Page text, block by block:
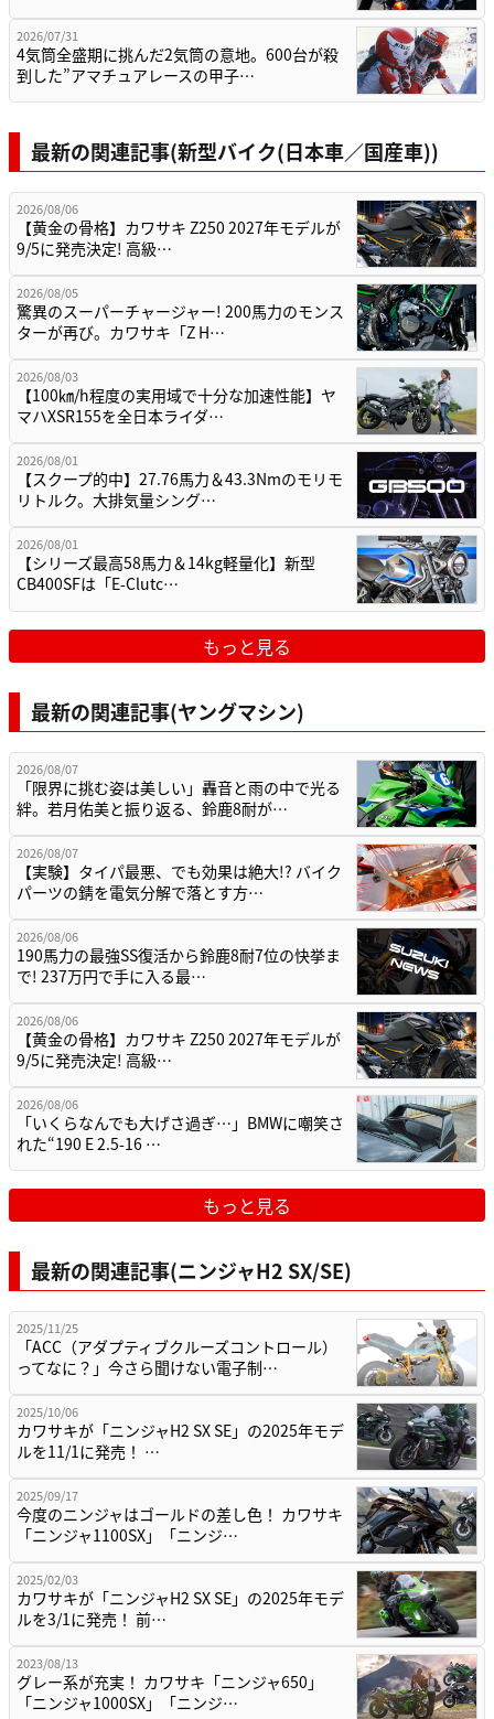
2026/07/31
4気筒全盛期に挑んだ2気筒の意地。600台が殺
到した”アマチュアレースの甲子…
最新の関連記事(新型バイク(日本車／国産車))
2026/08/06
【黄金の骨格】カワサキ Z250 2027年モデルが
9/5に発売決定! 高級…
2026/08/05
驚異のスーパーチャージャー! 200馬力のモンス
ターが再び。カワサキ「Z H…
2026/08/03
【100㎞/h程度の実用域で十分な加速性能】ヤ
マハXSR155を全日本ライダ…
2026/08/01
【スクープ的中】27.76馬力＆43.3Nmのモリモ
リトルク。大排気量シング…
2026/08/01
【シリーズ最高58馬力＆14kg軽量化】新型
CB400SFは「E-Clutc…
もっと見る
最新の関連記事(ヤングマシン)
2026/08/07
「限界に挑む姿は美しい」轟音と雨の中で光る
絆。若月佑美と振り返る、鈴鹿8耐が…
2026/08/07
【実験】タイパ最悪、でも効果は絶大!? バイク
パーツの錆を電気分解で落とす方…
2026/08/06
190馬力の最強SS復活から鈴鹿8耐7位の快挙ま
で! 237万円で手に入る最…
2026/08/06
【黄金の骨格】カワサキ Z250 2027年モデルが
9/5に発売決定! 高級…
2026/08/06
「いくらなんでも大げさ過ぎ…」BMWに嘲笑さ
れた“190 E 2.5-16 …
もっと見る
最新の関連記事(ニンジャH2 SX/SE)
2025/11/25
「ACC（アダプティブクルーズコントロール）
ってなに？」今さら聞けない電子制…
2025/10/06
カワサキが「ニンジャH2 SX SE」の2025年モデ
ルを11/1に発売！ …
2025/09/17
今度のニンジャはゴールドの差し色！ カワサキ
「ニンジャ1100SX」「ニンジ…
2025/02/03
カワサキが「ニンジャH2 SX SE」の2025年モデ
ルを3/1に発売！ 前…
2023/08/13
グレー系が充実！ カワサキ「ニンジャ650」
「ニンジャ1000SX」「ニンジ…